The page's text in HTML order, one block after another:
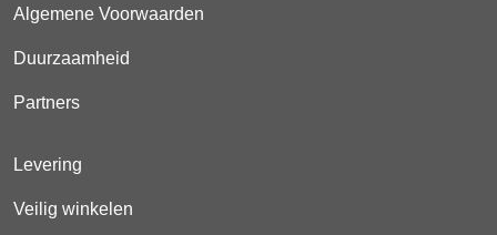
Algemene Voorwaarden
Duurzaamheid
Partners
Levering
Veilig winkelen